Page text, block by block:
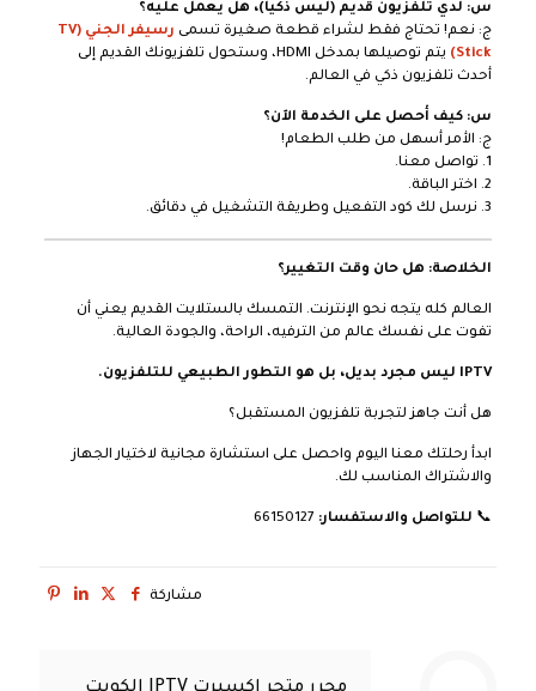
س: لدي تلفزيون قديم (ليس ذكياً)، هل يعمل عليه؟
ج: نعم! تحتاج فقط لشراء قطعة صغيرة تسمى
رسيفر الجني (TV
Stick)
يتم توصيلها بمدخل HDMI، وستحول تلفزيونك القديم إلى
أحدث تلفزيون ذكي في العالم.
س: كيف أحصل على الخدمة الآن؟
ج: الأمر أسهل من طلب الطعام!
1. تواصل معنا.
2. اختر الباقة.
3. نرسل لك كود التفعيل وطريقة التشغيل في دقائق.
الخلاصة: هل حان وقت التغيير؟
العالم كله يتجه نحو الإنترنت. التمسك بالستلايت القديم يعني أن
تفوت على نفسك عالم من الترفيه، الراحة، والجودة العالية.
IPTV ليس مجرد بديل، بل هو التطور الطبيعي للتلفزيون.
هل أنت جاهز لتجربة تلفزيون المستقبل؟
ابدأ رحلتك معنا اليوم واحصل على استشارة مجانية لاختيار الجهاز
والاشتراك المناسب لك.
📞 للتواصل والاستفسار: 66150127
مشاركة